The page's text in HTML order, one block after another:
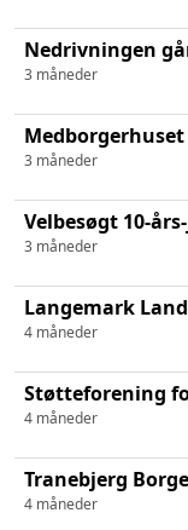
Nedrivningen
3 måneder
3 måneder
Velbesøgt 10-
3 måneder
Langemark
4 måneder
Støtteforening
4 måneder
Tranebjerg
4 måneder